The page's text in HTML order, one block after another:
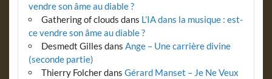
vendre son âme au diable ?
Gathering of clouds dans L’IA dans la musique : est-
ce vendre son âme au diable ?
Desmedt Gilles dans Ange – Une carrière divine
(seconde partie)
Thierry Folcherdans Gérard Manset – Je Ne Veux